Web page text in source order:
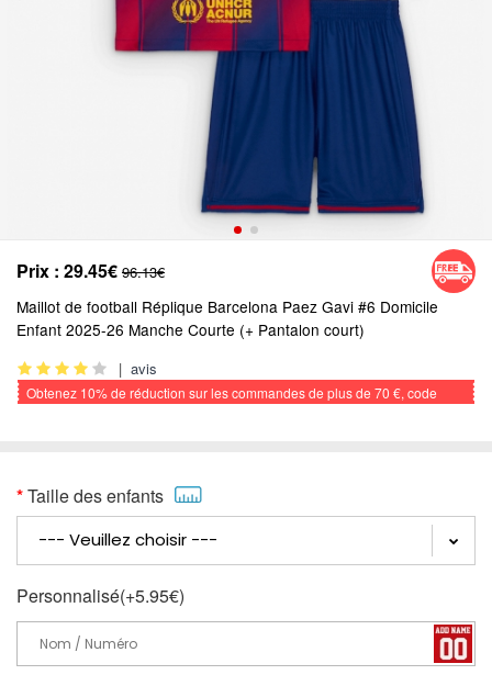
Prix : 29.45€ 96.13€
Maillot de football Réplique Barcelona Paez Gavi #6 Domicile
Enfant 2025-26 Manche Courte (+ Pantalon court)
| avis
Obtenez 10%de réduction sur les commandes de plus de 70 €, code
Taille des enfants
Personnalisé(+5.95€)